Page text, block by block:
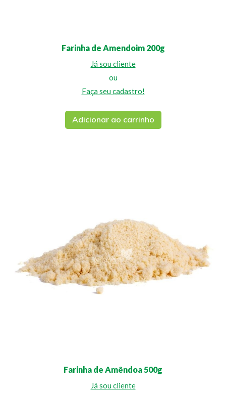
Farinha de Amendoim 200g
Já sou cliente
ou
Faça seu cadastro!
Adicionar ao carrinho
Farinha de Amêndoa 500g
Já sou cliente